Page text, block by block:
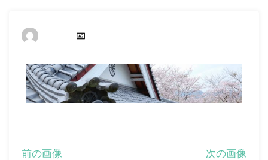
フ
サ
イ
ズ
前の画像 次の画像